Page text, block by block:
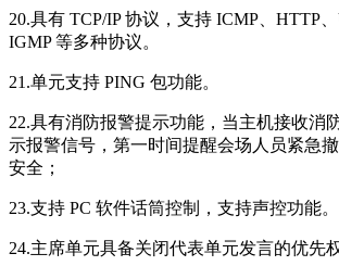
20.具有 TCP/IP 协议，支持 ICMP、HTTP、
IGMP 等多种协议。
21.单元支持 PING 包功能。
22.具有消防报警提示功能，当主机接收消
示报警信号，第一时间提醒会场人员紧急
安全；
23.支持 PC 软件话筒控制，支持声控功能。
24.主席单元具备关闭代表单元发言的优先权